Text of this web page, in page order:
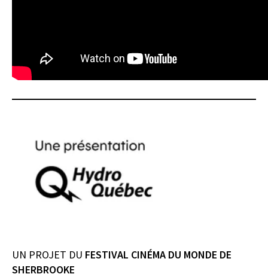
UN PROJET DU FESTIVAL CINÉMA DU MONDE DE
SHERBROOKE